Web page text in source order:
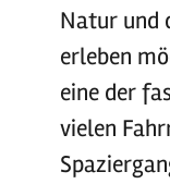
Natur und
erleben
eine der
vielen